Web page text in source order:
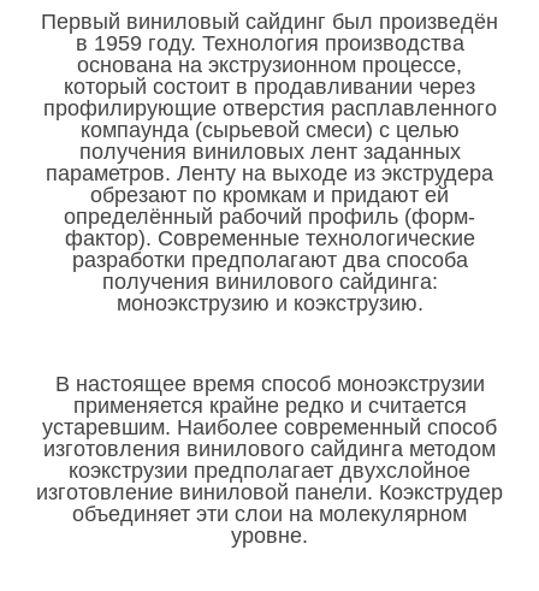
Первый виниловый сайдинг был произведён
в 1959 году. Технология производства
основана на экструзионном процессе,
который состоит в продавливании через
профилирующие отверстия расплавленного
компаунда (сырьевой смеси) с целью
получения виниловых лент заданных
параметров. Ленту на выходе из экструдера
обрезают по кромкам и придают ей
определённый рабочий профиль (форм-
фактор). Современные технологические
разработки предполагают два способа
получения винилового сайдинга:
моноэкструзию и коэкструзию.
В настоящее время способ моноэкструзии
применяется крайне редко и считается
устаревшим. Наиболее современный способ
изготовления винилового сайдинга методом
коэкструзии предполагает двухслойное
изготовление виниловой панели. Коэкструдер
объединяет эти слои на молекулярном
уровне.